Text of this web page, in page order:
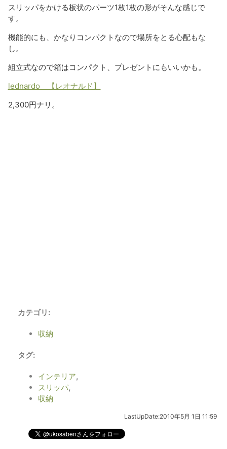
スリッパをかける板状のパーツ1枚1枚の形がそんな感じで
す。
機能的にも、かなりコンパクトなので場所をとる心配もな
し。
組立式なので箱はコンパクト、プレゼントにもいいかも。
lednardo 【レオナルド】
2,300円ナリ。
カテゴリ :
収納
タグ:
インテリア,
スリッパ,
収納
LastUpDate:2010年5月 1日 11:59